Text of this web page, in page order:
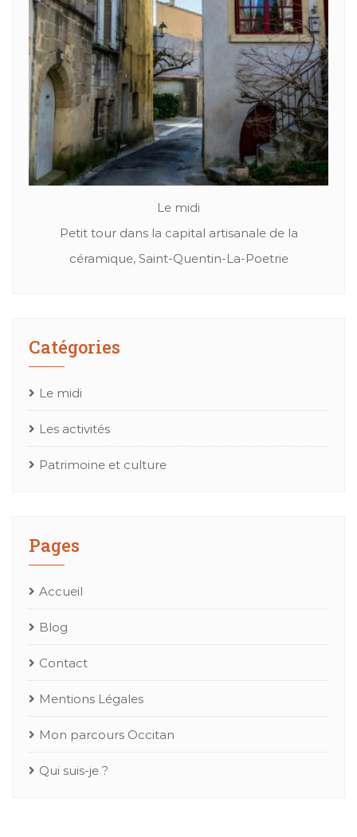
Patrimoine et culture
Cuir, textil ou bien chapeaux: Les merveille de
l’artisanat Occitan
Catégories
Le midi
Les activités
Patrimoine et culture
Pages
Accueil
Blog
Contact
Mentions Légales
Mon parcours Occitan
Qui suis-je ?